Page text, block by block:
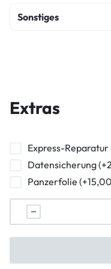
Fehlerdiagnose
Sonstiges
Powerbutton
Ladebuchse
Kopfhörerbuchse
Lautsprecher
Extras
Express-
Datensicherung
Panzerfolie